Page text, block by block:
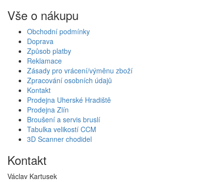
Vše o nákupu
Obchodní podmínky
Doprava
Způsob platby
Reklamace
Zásady pro vrácení/výměnu zboží
Zpracování osobních údajů
Kontakt
Prodejna Uherské Hradiště
Prodejna Zlín
Broušení a servis bruslí
Tabulka velikostí CCM
3D Scanner chodidel
Kontakt
Václav Kartusek